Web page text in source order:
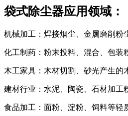
袋式除尘器应用领域：
机械加工：焊接烟尘、金属磨削粉
化工制药：粉末投料、混合、包装
木工家具：木材切割、砂光产生的
建材行业：水泥、陶瓷、石材加工
食品加工：面粉、淀粉、饲料等轻